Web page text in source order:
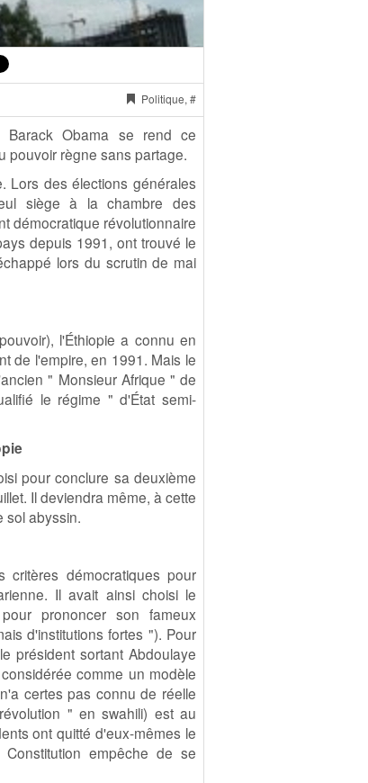
Politique, #
Barack Obama se rend ce
pouvoir règne sans partage.
Lors des élections générales
siège à la chambre des
démocratique révolutionnaire
depuis 1991, ont trouvé le
lors du scrutin de mai
l'Éthiopie a connu en
de l'empire, en 1991. Mais le
" Monsieur Afrique " de
le régime " d'État semi-
pour conclure sa deuxième
Il deviendra même, à cette
sol abyssin.
critères démocratiques pour
Il avait ainsi choisi le
prononcer son fameux
d'institutions fortes "). Pour
président sortant Abdoulaye
comme un modèle
certes pas connu de réelle
" en swahili) est au
ont quitté d'eux-mêmes le
empêche de se